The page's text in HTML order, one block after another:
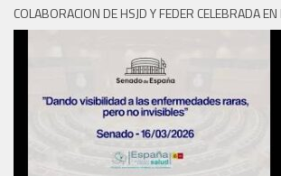
COLABORACION DE HSJD Y FEDER CELEBRADA